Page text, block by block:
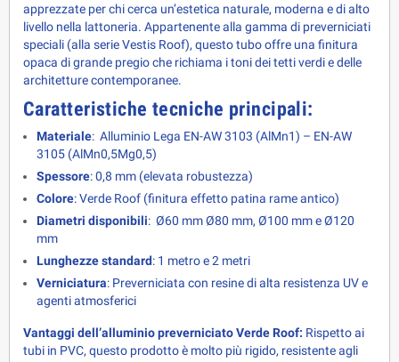
apprezzate per chi cerca un’estetica naturale, moderna e di alto
livello nella lattoneria. Appartenente alla gamma di preverniciati
speciali (alla serie Vestis Roof), questo tubo offre una finitura
opaca di grande pregio che richiama i toni dei tetti verdi e delle
architetture contemporanee.
Caratteristiche tecniche principali:
Materiale: Alluminio Lega EN-AW 3103 (AlMn1) – EN-AW
3105 (AlMn0,5Mg0,5)
Spessore: 0,8 mm (elevata robustezza)
Colore: Verde Roof (finitura effetto patina rame antico)
Diametri disponibili: Ø60 mm Ø80 mm, Ø100 mm e Ø120
mm
Lunghezze standard: 1 metro e 2 metri
Verniciatura: Preverniciata con resine di alta resistenza UV e
agenti atmosferici
Vantaggi dell’alluminio preverniciato Verde Roof: Rispetto ai
tubi in PVC, questo prodotto è molto più rigido, resistente agli